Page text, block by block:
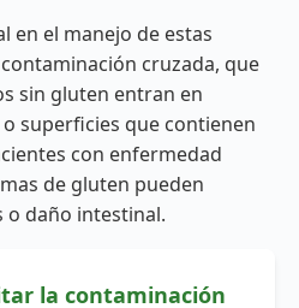
en el manejo de estas
cruzada, que
sin gluten entran en
superficies que contienen
con enfermedad
de gluten pueden
o daño intestinal.
la contaminación